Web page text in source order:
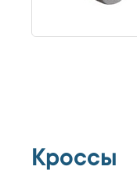
Кроссы